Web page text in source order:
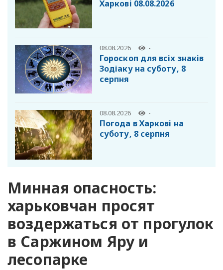
Харкові 08.08.2026
08.08.2026 -
Гороскоп для всіх знаків
Зодіаку на суботу, 8
серпня
08.08.2026 -
Погода в Харкові на
суботу, 8 серпня
Минная опасность:
харьковчан просят
воздержаться от прогулок
в Саржином Яру и
лесопарке